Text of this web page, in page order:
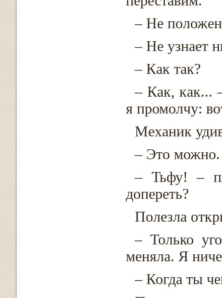
– Не
– Не узнает
– Как так?
– Как, как...
я промолчу:
Механик
– Это можно.
– Тьфу! –
допереть?
Полезла
– Только
меняла. Я
– Когда ты